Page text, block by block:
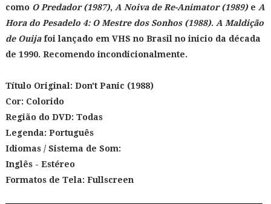
como O Predador (1987), A Noiva de Re-Animator (1989)e A
Hora do Pesadelo 4: O Mestre dos Sonhos (1988). A Maldição
de Ouijafoi lançado em VHS no Brasil no inicio da década
de 1990. Recomendo incondicionalmente.
Título Original: Don't Panic (1988)
Cor: Colorido
Região do DVD: Todas
Legenda: Português
Idiomas / Sistema de Som:
Inglês- Estéreo
Formatos de Tela: Fullscreen